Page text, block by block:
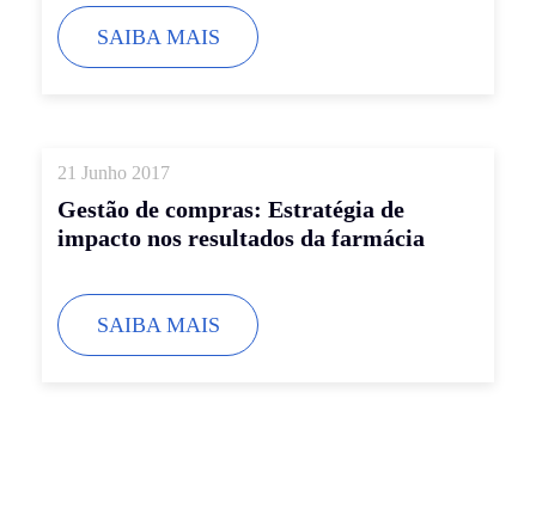
SAIBA MAIS
21 Junho 2017
Gestão de compras: Estratégia de
impacto nos resultados da farmácia
SAIBA MAIS